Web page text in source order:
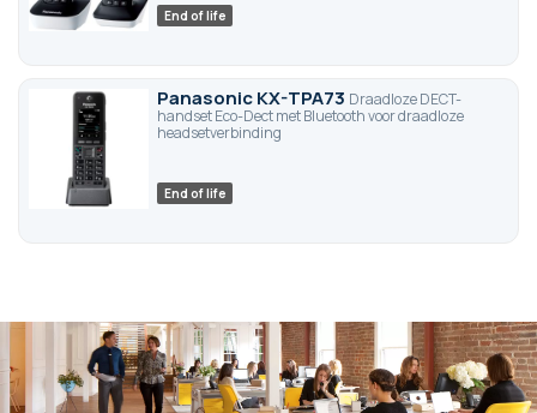
End of life
Panasonic KX-TPA73 Draadloze DECT-
handset Eco-Dect met Bluetooth voor draadloze
headsetverbinding
End of life